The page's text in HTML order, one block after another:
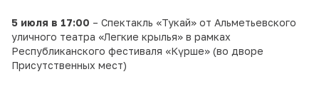
5 июля в 17:00 – Спектакль «Тукай» от Альметьевского
уличного театра «Легкие крылья» в рамках
Республиканского фестиваля «Күрше» (во дворе
Присутственных мест)